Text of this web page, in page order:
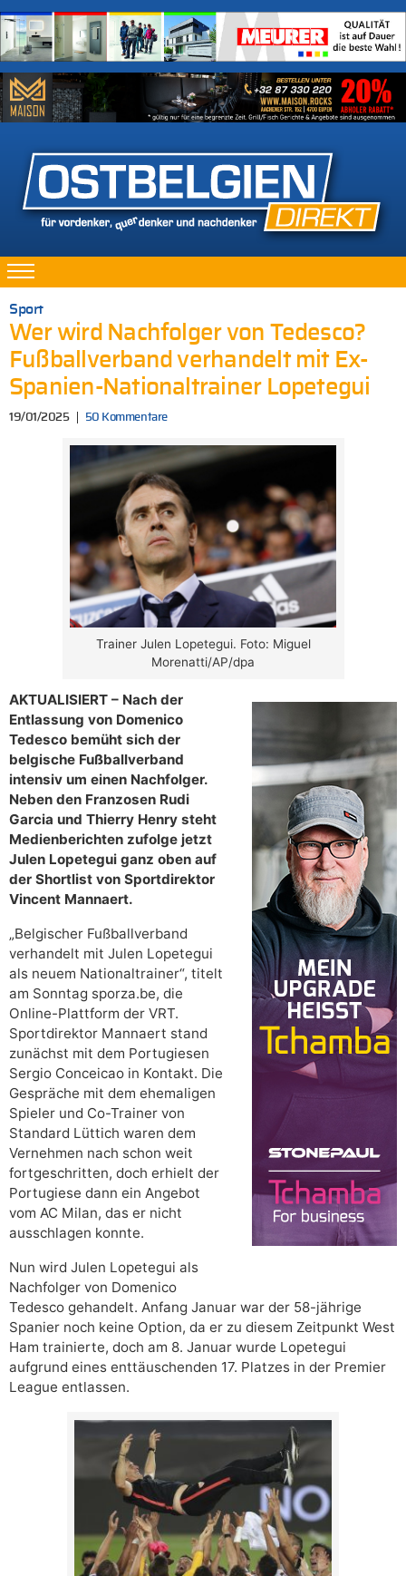
Sport
Wer wird Nachfolger von Tedesco?
Fußballverband verhandelt mit Ex-
Spanien-Nationaltrainer Lopetegui
19/01/2025 50 Kommentare
Trainer Julen Lopetegui. Foto: Miguel
Morenatti/AP/dpa
AKTUALISIERT – Nach der
Entlassung von Domenico
Tedesco bemüht sich der
belgische Fußballverband
intensiv um einen Nachfolger.
Neben den Franzosen Rudi
Garcia und Thierry Henry steht
Medienberichten zufolge jetzt
Julen Lopetegui ganz oben auf
der Shortlist von Sportdirektor
Vincent Mannaert.
„Belgischer Fußballverband
verhandelt mit Julen Lopetegui
als neuem Nationaltrainer“, titelt
am Sonntag sporza.be, die
Online-Plattform der VRT.
Sportdirektor Mannaert stand
zunächst mit dem Portugiesen
Sergio Conceicao in Kontakt. Die
Gespräche mit dem ehemaligen
Spieler und Co-Trainer von
Standard Lüttich waren dem
Vernehmen nach schon weit
fortgeschritten, doch erhielt der
Portugiese dann ein Angebot
vom AC Milan, das er nicht
ausschlagen konnte.
Nun wird Julen Lopetegui als
Nachfolger von Domenico
Tedesco gehandelt. Anfang Januar war der 58-jährige
Spanier noch keine Option, da er zu diesem Zeitpunkt West
Ham trainierte, doch am 8. Januar wurde Lopetegui
aufgrund eines enttäuschenden 17. Platzes in der Premier
League entlassen.